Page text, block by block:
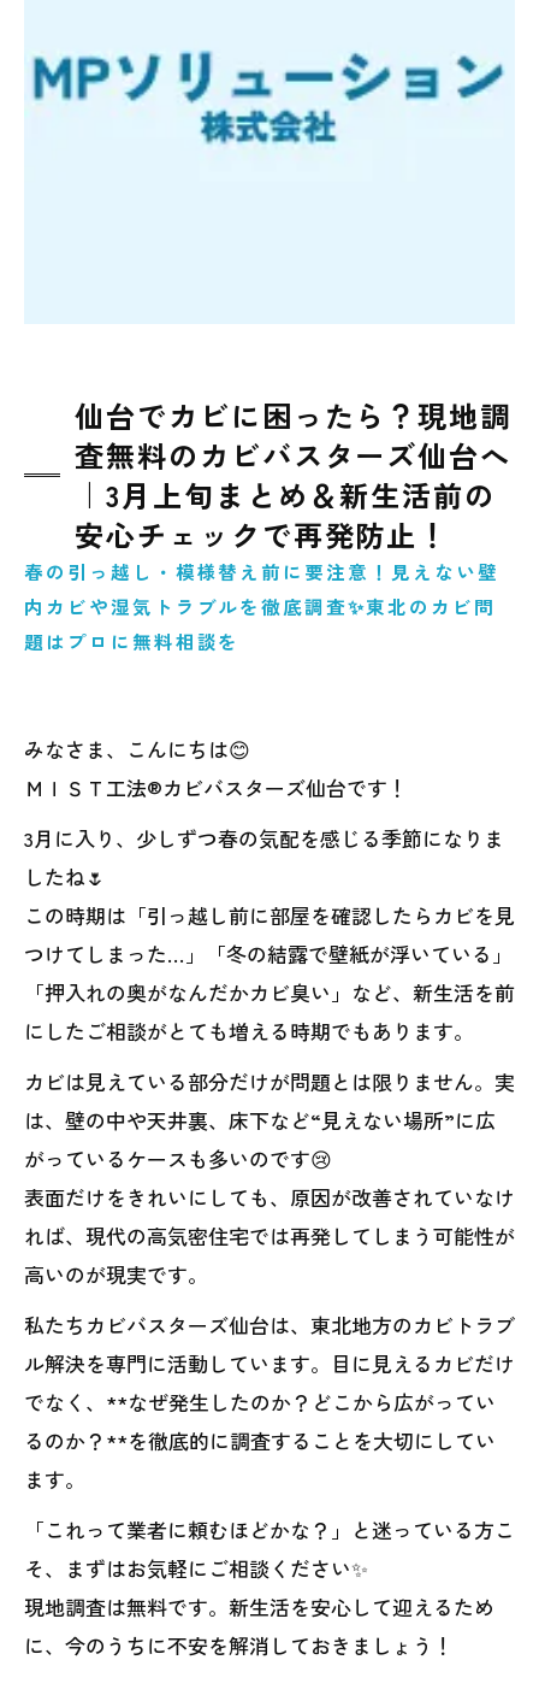
仙台でカビに困ったら？現地調
査無料のカビバスターズ仙台へ
｜3月上旬まとめ＆新生活前の
安心チェックで再発防止！
春の引っ越し・模様替え前に要注意！見えない壁
内カビや湿気トラブルを徹底調査✨東北のカビ問
題はプロに無料相談を
みなさま、こんにちは😊
ＭＩＳＴ工法®カビバスターズ仙台です！
3月に入り、少しずつ春の気配を感じる季節になりま
したね🌷
この時期は「引っ越し前に部屋を確認したらカビを見
つけてしまった…」「冬の結露で壁紙が浮いている」
「押入れの奥がなんだかカビ臭い」など、新生活を前
にしたご相談がとても増える時期でもあります。
カビは見えている部分だけが問題とは限りません。実
は、壁の中や天井裏、床下など“見えない場所”に広
がっているケースも多いのです😢
表面だけをきれいにしても、原因が改善されていなけ
れば、現代の高気密住宅では再発してしまう可能性が
高いのが現実です。
私たちカビバスターズ仙台は、東北地方のカビトラブ
ル解決を専門に活動しています。目に見えるカビだけ
でなく、**なぜ発生したのか？どこから広がってい
るのか？**を徹底的に調査することを大切にしてい
ます。
「これって業者に頼むほどかな？」と迷っている方こ
そ、まずはお気軽にご相談ください✨
現地調査は無料です。新生活を安心して迎えるため
に、今のうちに不安を解消しておきましょう！